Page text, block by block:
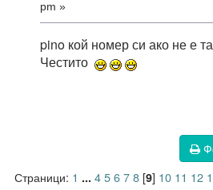
pm »
pino кой номер си ако не е
Честито
Страници: 1 ... 45678[9] 10 11 12